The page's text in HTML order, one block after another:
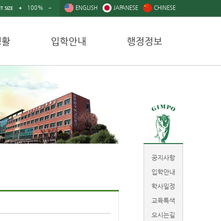
SIZE 100% ENGLISH JAPANESE CHINESE
입학안내 행정정보
공지사항
입학안내
학사일정
교육특색
오시는길